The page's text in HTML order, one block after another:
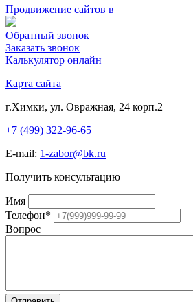
Продвижение сайтов в
Обратный звонок
Заказать звонок
Калькулятор онлайн
Карта сайта
г.Химки, ул. Овражная, 24 корп.2
+7 (499) 322-96-65
E-mail: 1-zabor@bk.ru
Получить консультацию
Имя
Телефон*
Вопрос